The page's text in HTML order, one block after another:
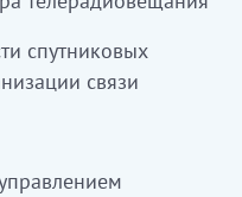
кіреді
үшін спутниктік
қызмет
спутниковых
связи